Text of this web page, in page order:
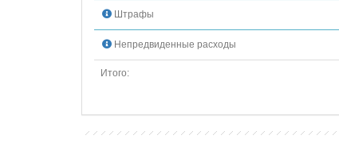
Штрафы
Непредвиденные расходы
Итого: